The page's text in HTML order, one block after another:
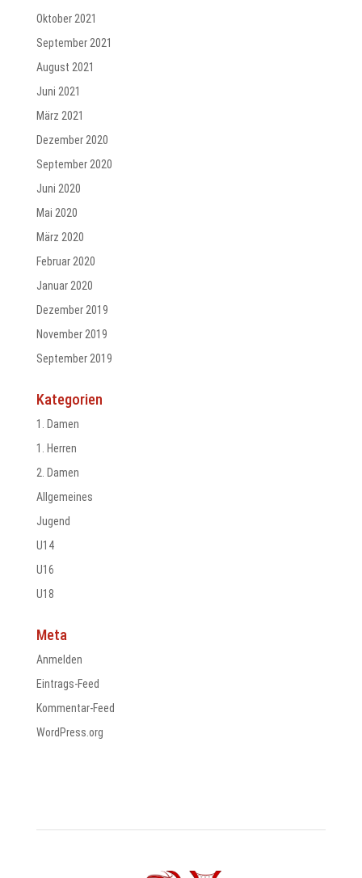
Oktober 2021
September 2021
August 2021
Juni 2021
März 2021
Dezember 2020
September 2020
Juni 2020
Mai 2020
März 2020
Februar 2020
Januar 2020
Dezember 2019
November 2019
September 2019
Kategorien
1. Damen
1. Herren
2. Damen
Allgemeines
Jugend
U14
U16
U18
Meta
Anmelden
Eintrags-Feed
Kommentar-Feed
WordPress.org